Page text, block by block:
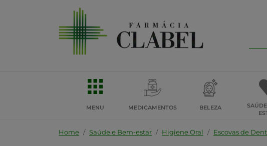
MENU MEDICAMENTOS BELEZA
Home Saúde e Bem-estar Higiene Oral Escovas de